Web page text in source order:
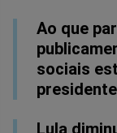
Ao que
sociais